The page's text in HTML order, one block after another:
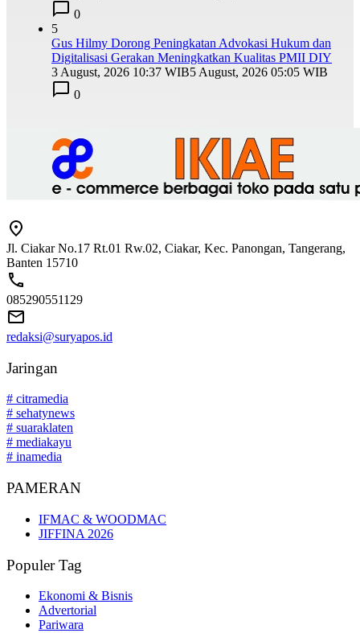
0
5
Gus Hilmy Dorong Peningkatan Advokasi Hukum dan
Digitalisasi Gerakan Meningkatkan Kualitas PMII DIY
3 August, 2026 10:37 WIB5 August, 2026 05:05 WIB
0
Jl. Ciakar No.17 Rt.01 Rw.02, Ciakar, Kec. Panongan, Tangerang,
Banten 15710
085290551129
redaksi@suryapos.id
Jaringan
# citramedia
# sehatynews
# suaraklaten
# mediakayu
# inamedia
PAMERAN
IFMAC & WOODMAC
JIFFINA 2026
Populer Tag
Ekonomi & Bisnis
Advertorial
Pariwara